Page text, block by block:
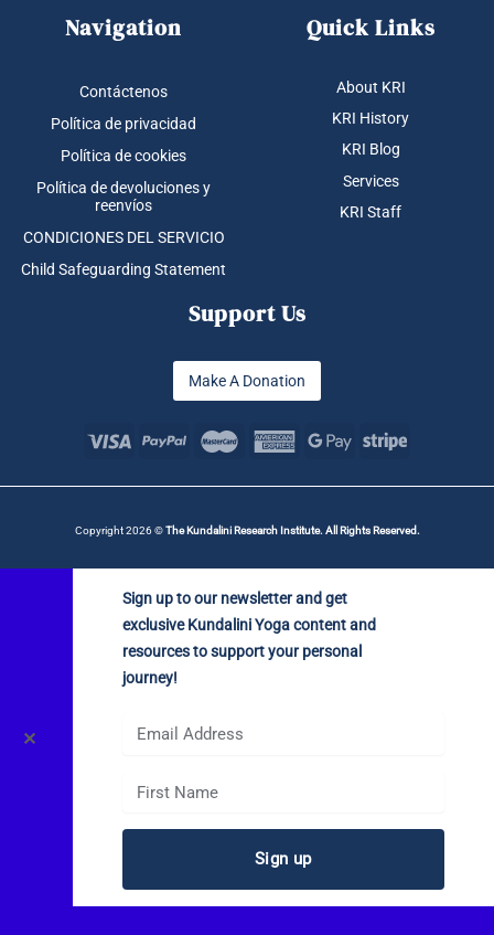
Navigation
Contáctenos
Política de privacidad
Política de cookies
Política de devoluciones y
reenvíos
CONDICIONES DEL SERVICIO
Child Safeguarding Statement
Quick Links
About KRI
KRI History
KRI Blog
Services
KRI Staff
Support Us
Make A Donation
Copyright 2026 ©The Kundalini Research Institute. All Rights Reserved.
✕
Sign up to our newsletter and get
exclusive Kundalini Yoga content and
resources to support your personal
journey!
Sign up